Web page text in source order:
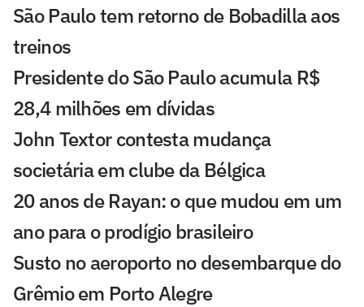
São Paulo tem retorno de Bobadilla aos
treinos
Presidente do São Paulo acumula R$
28,4 milhões em dívidas
John Textor contesta mudança
societária em clube da Bélgica
20 anos de Rayan: o que mudou em um
ano para o prodígio brasileiro
Susto no aeroporto no desembarque do
Grêmio em Porto Alegre